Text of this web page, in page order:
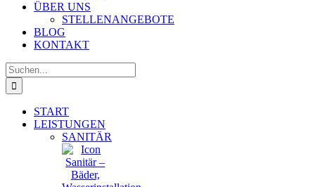
ÜBER UNS
STELLENANGEBOTE
BLOG
KONTAKT
Suche
nach:
START
LEISTUNGEN
SANITÄR